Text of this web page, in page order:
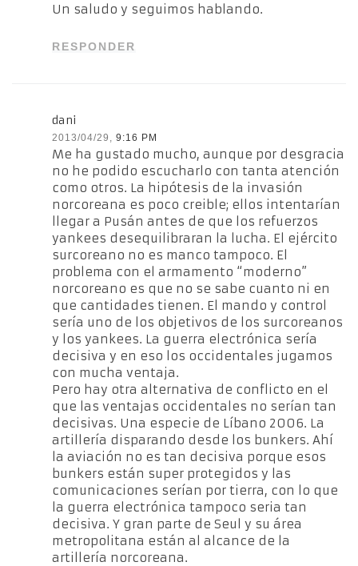
Un saludo y seguimos hablando.
RESPONDER
dani
2013/04/29, 9:16 PM
Me ha gustado mucho, aunque por desgracia
no he podido escucharlo con tanta atención
como otros. La hipótesis de la invasión
norcoreana es poco creible; ellos intentarían
llegar a Pusán antes de que los refuerzos
yankees desequilibraran la lucha. El ejército
surcoreano no es manco tampoco. El
problema con el armamento “moderno”
norcoreano es que no se sabe cuanto ni en
que cantidades tienen. El mando y control
sería uno de los objetivos de los surcoreanos
y los yankees. La guerra electrónica sería
decisiva y en eso los occidentales jugamos
con mucha ventaja.
Pero hay otra alternativa de conflicto en el
que las ventajas occidentales no serían tan
decisivas. Una especie de Líbano 2006. La
artillería disparando desde los bunkers. Ahí
la aviación no es tan decisiva porque esos
bunkers están super protegidos y las
comunicaciones serían por tierra, con lo que
la guerra electrónica tampoco seria tan
decisiva. Y gran parte de Seul y su área
metropolitana están al alcance de la
artillería norcoreana.